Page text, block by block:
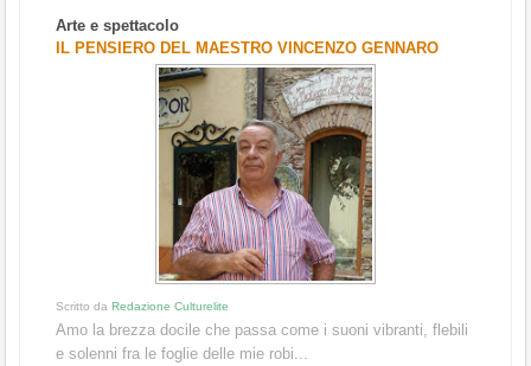
Arte e spettacolo
IL PENSIERO DEL MAESTRO VINCENZO GENNARO
Scritto da Redazione Culturelite
Amo la brezza docile che passa come i suoni vibranti, flebili
e solenni fra le foglie delle mie robi...